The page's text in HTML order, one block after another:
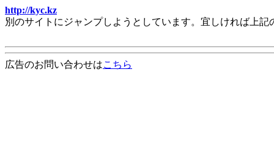
http://kyc.kz
別のサイトにジャンプしようとしています。宜しければ上
広告のお問い合わせはこちら